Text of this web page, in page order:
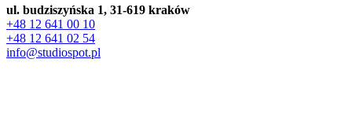
ul. budziszyńska 1, 31-619 kraków
+48 12 641 00 10
+48 12 641 02 54
info@studiospot.pl